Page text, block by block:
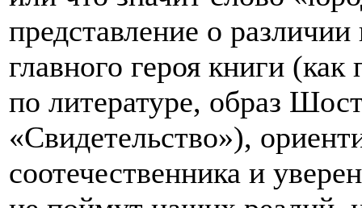
представление о
главного героя книги
по литературе, образ
«Свидетельство»),
соотечественника и